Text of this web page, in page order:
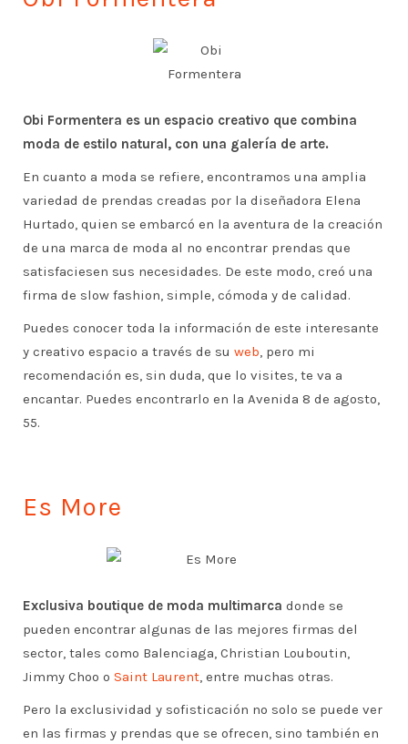
Obi Formentera es un espacio creativo que combina
moda de estilo natural, con una galería de arte.
En cuanto a moda se refiere, encontramos una amplia
variedad de prendas creadas por la diseñadora Elena
Hurtado, quien se embarcó en la aventura de la creación
de una marca de moda al no encontrar prendas que
satisfaciesen sus necesidades. De este modo, creó una
firma de slow fashion, simple, cómoda y de calidad.
Puedes conocer toda la información de este interesante
y creativo espacio a través de su web, pero mi
recomendación es, sin duda, que lo visites, te va a
encantar. Puedes encontrarlo en la Avenida 8 de agosto,
55.
Es More
Exclusiva boutique de moda multimarca donde se
pueden encontrar algunas de las mejores firmas del
sector, tales como Balenciaga, Christian Louboutin,
Jimmy Choo o Saint Laurent, entre muchas otras.
Pero la exclusividad y sofisticación no solo se puede ver
en las firmas y prendas que se ofrecen, sino también en